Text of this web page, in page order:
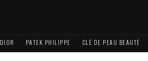
DIOR PATEK PHILIPPE CLÉ DE PEAU BEAUTÉ